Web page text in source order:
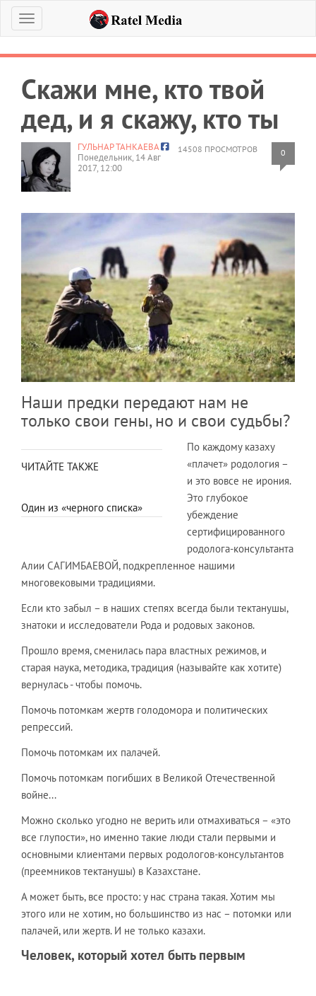
Меню
Скажи мне, кто твой
дед, и я скажу, кто ты
14508 ПРОСМОТРОВ 0
ГУЛЬНАР ТАНКАЕВА
Понедельник, 14 Авг
2017, 12:00
Наши предки передают нам не
только свои гены, но и свои судьбы?
ЧИТАЙТЕ ТАКЖЕ
Один из «черного списка»
По каждому казаху
«плачет» родология –
и это вовсе не ирония.
Это глубокое
убеждение
сертифицированного
родолога-консультанта
Алии САГИМБАЕВОЙ, подкрепленное нашими
многовековыми традициями.
Если кто забыл – в наших степях всегда были тектанушы,
знатоки и исследователи Рода и родовых законов.
Прошло время, сменилась пара властных режимов, и
старая наука, методика, традиция (называйте как хотите)
вернулась - чтобы помочь.
Помочь потомкам жертв голодомора и политических
репрессий.
Помочь потомкам их палачей.
Помочь потомкам погибших в Великой Отечественной
войне...
Можно сколько угодно не верить или отмахиваться – «это
все глупости», но именно такие люди стали первыми и
основными клиентами первых родологов-консультантов
(преемников тектанушы) в Казахстане.
А может быть, все просто: у нас страна такая. Хотим мы
этого или не хотим, но большинство из нас – потомки или
палачей, или жертв. И не только казахи.
Человек, который хотел быть первым